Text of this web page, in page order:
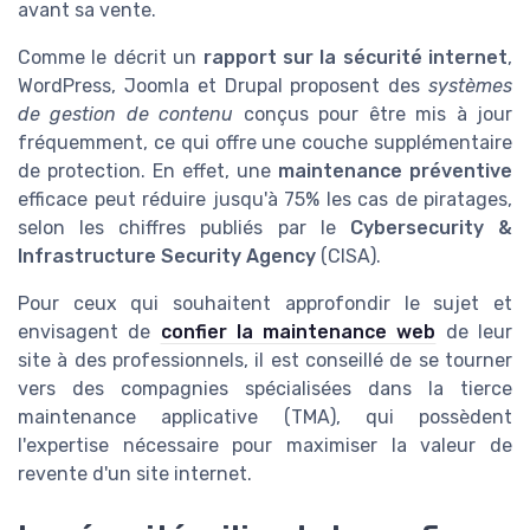
avant sa vente.
Comme le décrit un rapport sur la sécurité internet,
WordPress, Joomla et Drupal proposent des systèmes
de gestion de contenu conçus pour être mis à jour
fréquemment, ce qui offre une couche supplémentaire
de protection. En effet, une maintenance préventive
efficace peut réduire jusqu'à 75% les cas de piratages,
selon les chiffres publiés par le Cybersecurity &
Infrastructure Security Agency (CISA).
Pour ceux qui souhaitent approfondir le sujet et
envisagent de confier la maintenance web de leur
site à des professionnels, il est conseillé de se tourner
vers des compagnies spécialisées dans la tierce
maintenance applicative (TMA), qui possèdent
l'expertise nécessaire pour maximiser la valeur de
revente d'un site internet.